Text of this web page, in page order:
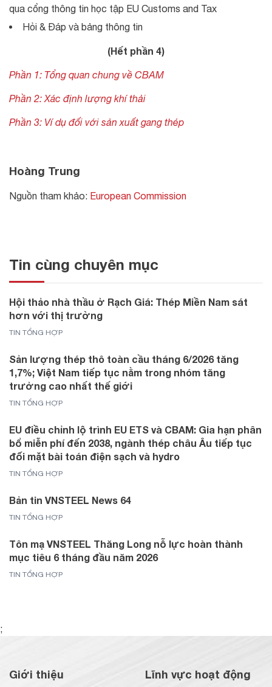
qua cổng thông tin học tập EU Customs and Tax
Hỏi & Đáp và bảng thông tin
(Hết phần 4)
Phần 1: Tổng quan chung về CBAM
Phần 2: Xác định lượng khí thải
Phần 3: Ví dụ đối với sản xuất gang thép
Hoàng Trung
Nguồn tham khảo: European Commission
Tin cùng chuyên mục
Hội thảo nhà thầu ở Rạch Giá: Thép Miền Nam sát
hơn với thị trường
TIN TỔNG HỢP
Sản lượng thép thô toàn cầu tháng 6/2026 tăng
1,7%; Việt Nam tiếp tục nằm trong nhóm tăng
trưởng cao nhất thế giới
TIN TỔNG HỢP
EU điều chỉnh lộ trình EU ETS và CBAM: Gia hạn phân
bổ miễn phí đến 2038, ngành thép châu Âu tiếp tục
đối mặt bài toán điện sạch và hydro
TIN TỔNG HỢP
Bản tin VNSTEEL News 64
TIN TỔNG HỢP
Tôn mạ VNSTEEL Thăng Long nỗ lực hoàn thành
mục tiêu 6 tháng đầu năm 2026
TIN TỔNG HỢP
;
Giới thiệu Lĩnh vực hoạt động